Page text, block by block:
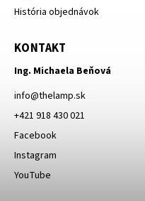
História objednávok
KONTAKT
Ing. Michaela Beňová
info@thelamp.sk
+421 918 430 021
Facebook
Instagram
YouTube